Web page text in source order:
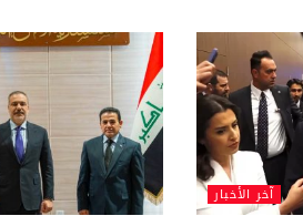
آخر الأخبار